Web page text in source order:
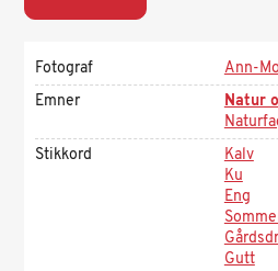
Fotograf
Ann-
Emner
Natur
Stikkord
Kalv
Ku
Eng
Gutt